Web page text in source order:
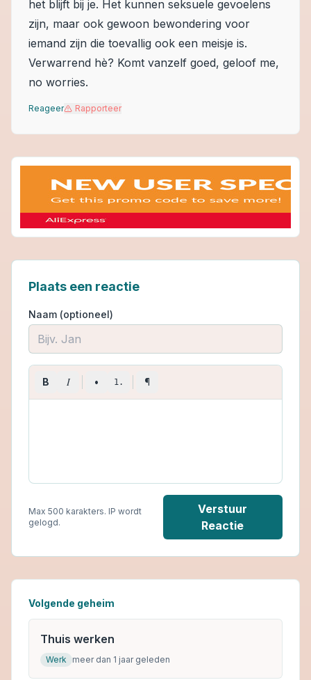
het blijft bij je. Het kunnen seksuele gevoelens
zijn, maar ook gewoon bewondering voor
iemand zijn die toevallig ook een meisje is.
Verwarrend hè? Komt vanzelf goed, geloof me,
no worries.
Reageer Rapporteer
Plaats een reactie
Naam (optioneel)
B I • 1. ¶
Max 500 karakters. IP wordt
gelogd.
Verstuur
Reactie
Volgende geheim
Thuis werken
Werk meer dan 1 jaar geleden